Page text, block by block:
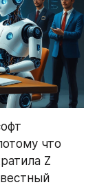
что
Z